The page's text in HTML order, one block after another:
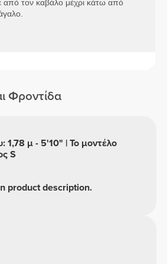
από τον καβάλο μέχρι κάτω από
Φροντίδα
product description.
1,78 μ - 5'10" | Το μοντέλο
S